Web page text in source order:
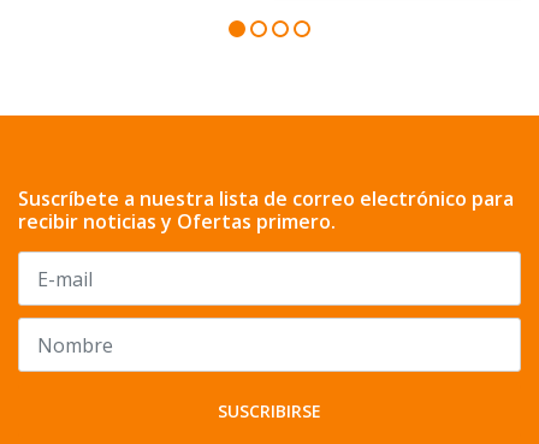
Suscríbete a nuestra lista de correo electrónico para
recibir noticias y Ofertas primero.
SUSCRIBIRSE